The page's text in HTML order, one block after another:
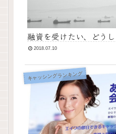
融資を受けたい、どう
2018.07.10
キャッシングランキング